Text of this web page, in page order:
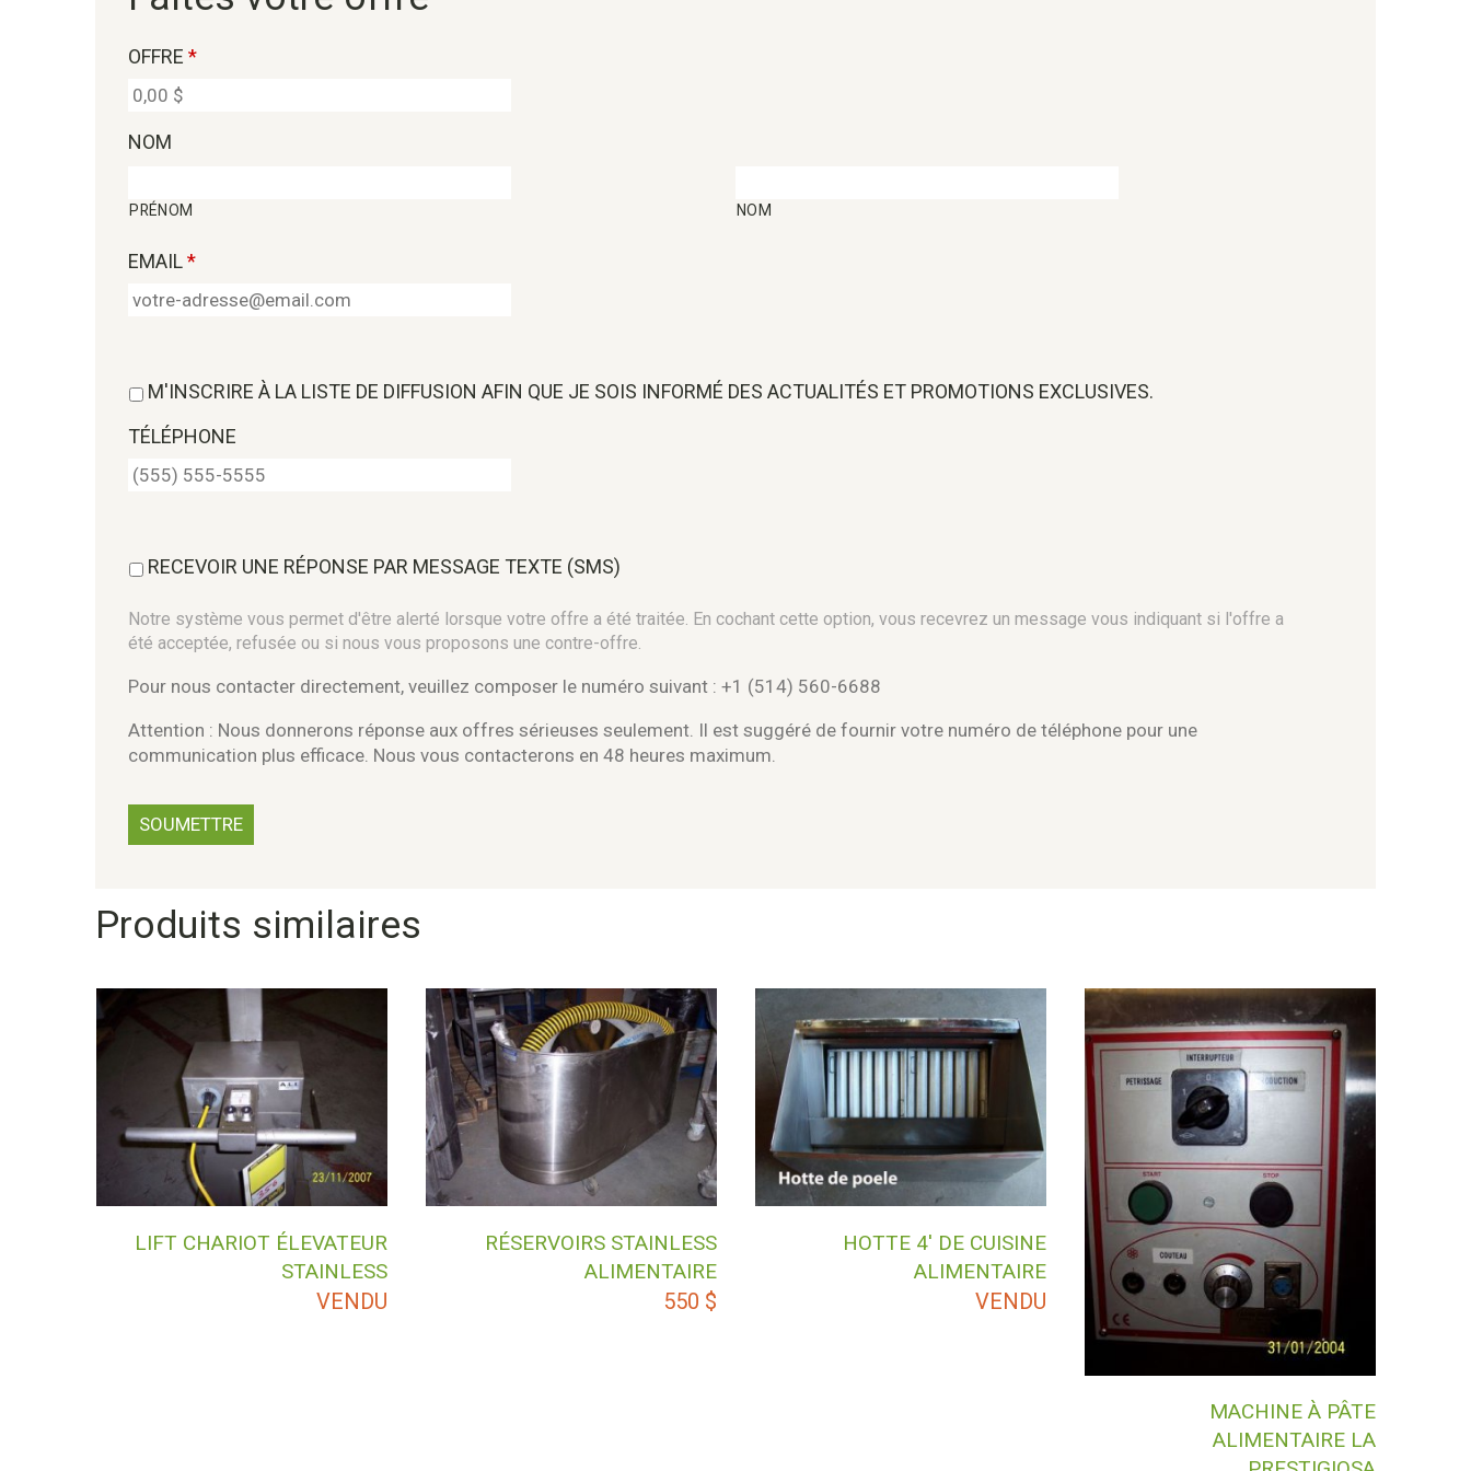
OFFRE *
NOM
PRÉNOM NOM
EMAIL*
M'INSCRIRE À LA LISTE DE DIFFUSION AFIN QUE JE SOIS INFORMÉ DES ACTUALITÉS ET PROMOTIONS EXCLUSIVES.
TÉLÉPHONE
RECEVOIR UNE RÉPONSE PAR MESSAGE TEXTE (SMS)
Notre système vous permet d'être alerté lorsque votre offre a été traitée. En cochant cette option, vous recevrez un message vous indiquant si l'offre a
été acceptée, refusée ou si nous vous proposons une contre-offre.
Pour nous contacter directement, veuillez composer le numéro suivant : +1 (514) 560-6688
Attention : Nous donnerons réponse aux offres sérieuses seulement. Il est suggéré de fournir votre numéro de téléphone pour une
communication plus efficace. Nous vous contacterons en 48 heures maximum.
Produits similaires
LIFT CHARIOT ÉLEVATEUR
STAINLESS
VENDU
RÉSERVOIRS STAINLESS
ALIMENTAIRE
550 $
HOTTE 4′ DE CUISINE
ALIMENTAIRE
VENDU
MACHINE À PÂTE
ALIMENTAIRE LA